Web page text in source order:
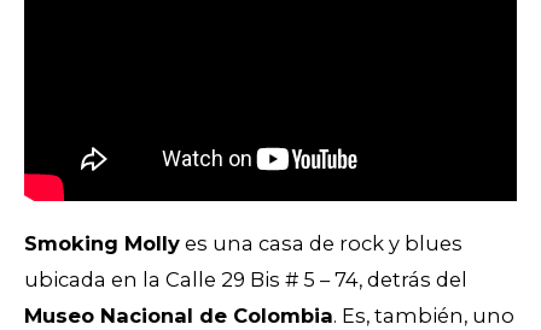
Smoking Molly es una casa de rock y blues
ubicada en la Calle 29 Bis # 5 – 74, detrás del
Museo Nacional de Colombia. Es, también, uno